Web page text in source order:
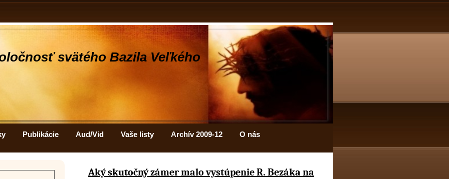
svätého Bazila Veľkého
Publikácie Aud/Vid Vaše listy Archív 2009-12 O nás
Aký skutočný zámer malo vystúpenie R. Bezáka na